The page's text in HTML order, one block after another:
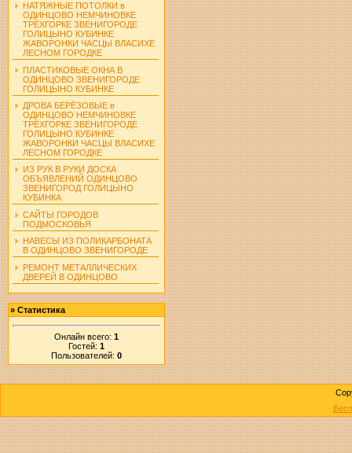
НАТЯЖНЫЕ ПОТОЛКИ в
ОДИНЦОВО НЕМЧИНОВКЕ
ТРЁХГОРКЕ ЗВЕНИГОРОДЕ
ГОЛИЦЫНО КУБИНКЕ
ЖАВОРОНКИ ЧАСЦЫ ВЛАСИХЕ
ЛЕСНОМ ГОРОДКЕ
ПЛАСТИКОВЫЕ ОКНА В
ОДИНЦОВО ЗВЕНИГОРОДЕ
ГОЛИЦЫНО КУБИНКЕ
ДРОВА БЕРЁЗОВЫЕ в
ОДИНЦОВО НЕМЧИНОВКЕ
ТРЁХГОРКЕ ЗВЕНИГОРОДЕ
ГОЛИЦЫНО КУБИНКЕ
ЖАВОРОНКИ ЧАСЦЫ ВЛАСИХЕ
ЛЕСНОМ ГОРОДКЕ
ИЗ РУК В РУКИ ДОСКА
ОБЪЯВЛЕНИЙ ОДИНЦОВО
ЗВЕНИГОРОД ГОЛИЦЫНО
КУБИНКА
САЙТЫ ГОРОДОВ
ПОДМОСКОВЬЯ
НАВЕСЫ ИЗ ПОЛИКАРБОНАТА
В ОДИНЦОВО ЗВЕНИГОРОДЕ
РЕМОНТ МЕТАЛЛИЧЕСКИХ
ДВЕРЕЙ В ОДИНЦОВО
» Статистика
Онлайн всего: 1
Гостей: 1
Пользователей: 0